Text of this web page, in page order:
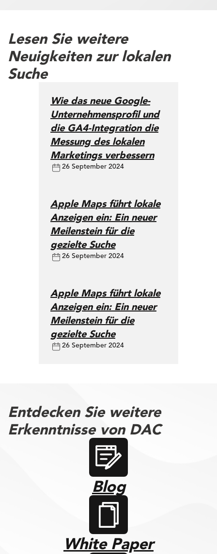
Lesen Sie weitere
Neuigkeiten zur lokalen
Suche
Wie das neue Google-
Unternehmensprofil und
die GA4-Integration die
Messung des lokalen
Marketings verbessern
26 September 2024
Apple Maps führt lokale
Anzeigen ein: Ein neuer
Meilenstein für die
gezielte Suche
26 September 2024
Apple Maps führt lokale
Anzeigen ein: Ein neuer
Meilenstein für die
gezielte Suche
26 September 2024
Entdecken Sie weitere
Erkenntnisse von DAC
Blog
White Paper